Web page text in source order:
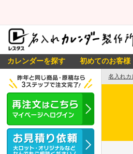
カレンダーを探す 初めてのお客様
名入れカ